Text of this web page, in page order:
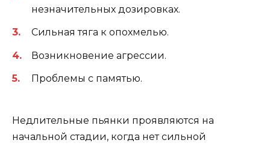
незначительных дозировках.
Сильная тяга к опохмелью.
Возникновение агрессии.
Проблемы с памятью.
Недлительные пьянки проявляются на
начальной стадии, когда нет сильной